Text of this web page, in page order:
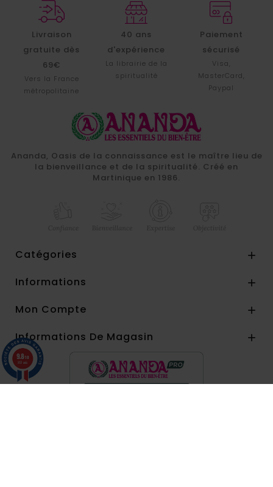
Livraison
gratuite dès
69€
Vers la France
métropolitaine
40 ans
d'expérience
La librairie de la
spiritualité
Paiement
sécurisé
Visa,
MasterCard,
Paypal
Ananda, Oasis de la connaissance est le maître lieu de
la bienveillance et de la spiritualité. Créé en
Martinique en 1986.
Catégories 
Informations 
Mon Compte 
Informations De Magasin 
9.8/10
857 avis